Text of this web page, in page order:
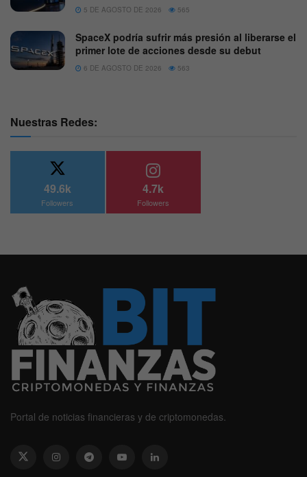
5 DE AGOSTO DE 2026 565
SpaceX podría sufrir más presión al liberarse el
primer lote de acciones desde su debut
6 DE AGOSTO DE 2026 563
Nuestras Redes:
49.6k
Followers
4.7k
Followers
Portal de noticias financieras y de criptomonedas.